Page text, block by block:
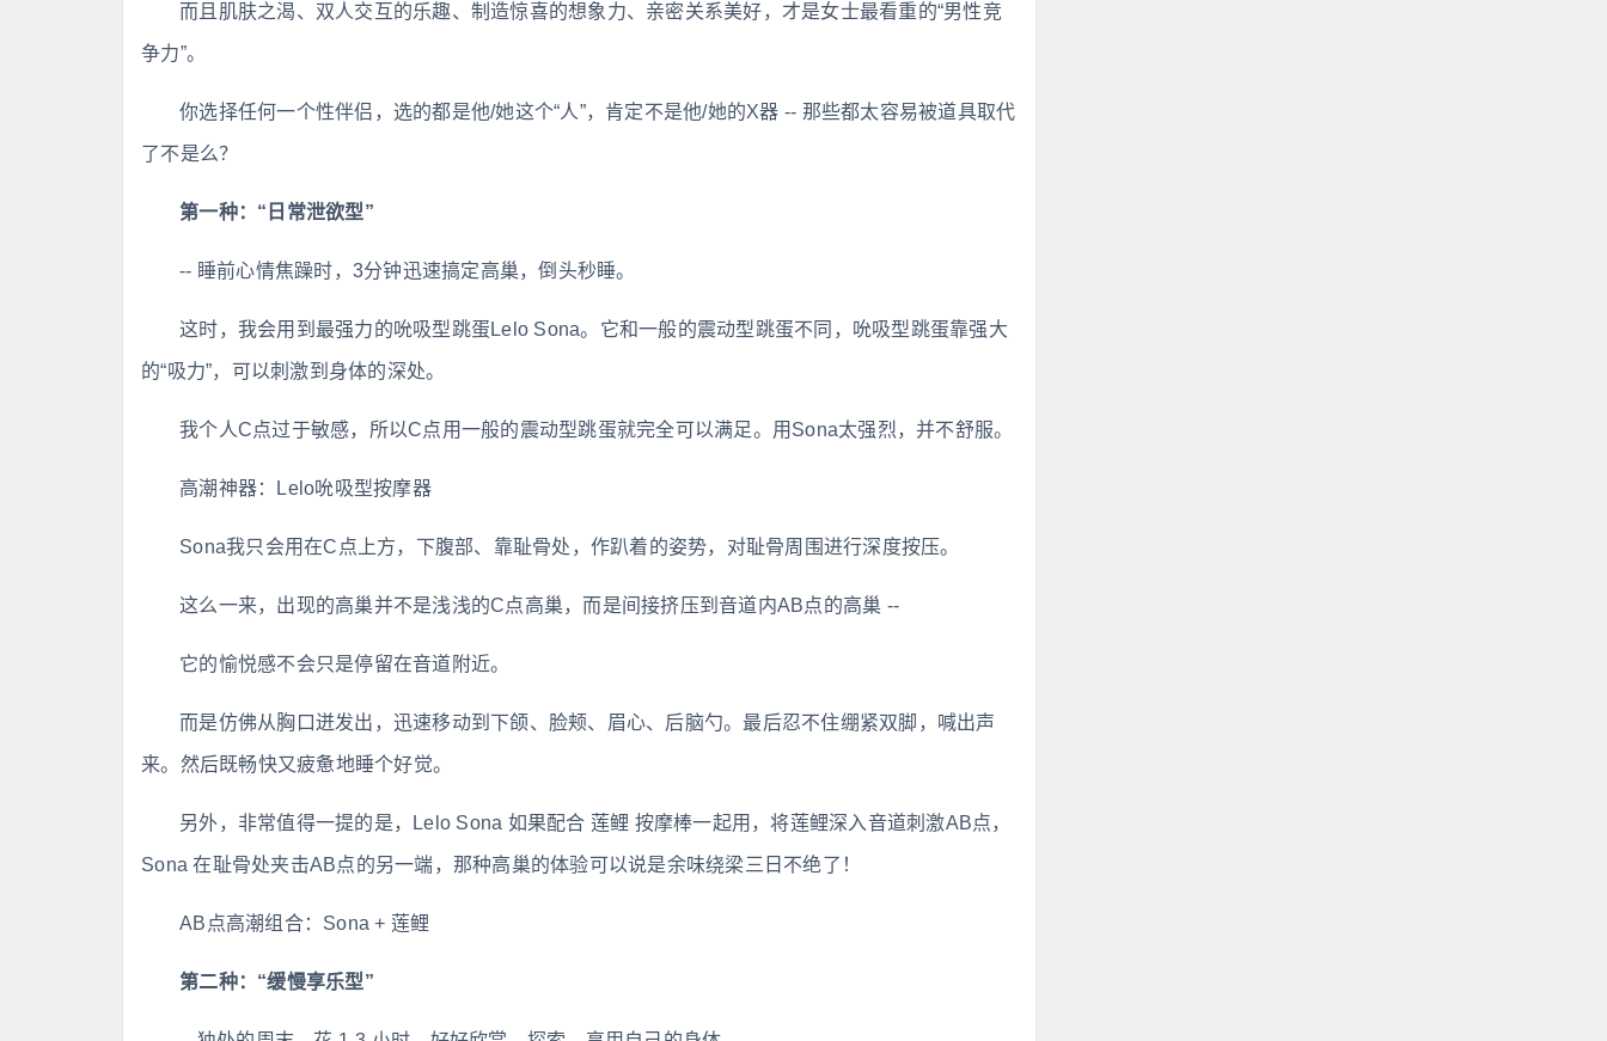
而且肌肤之渴、双人交互的乐趣、制造惊喜的想象力、亲密关系美好，才是女士最看重的“男性竞
争力”。
你选择任何一个性伴侣，选的都是他/她这个“人”，肯定不是他/她的X器 -- 那些都太容易被道具取代
了不是么？
第一种：“日常泄欲型”
-- 睡前心情焦躁时，3分钟迅速搞定高巢，倒头秒睡。
这时，我会用到最强力的吮吸型跳蛋Lelo Sona。它和一般的震动型跳蛋不同，吮吸型跳蛋靠强大
的“吸力”，可以刺激到身体的深处。
我个人C点过于敏感，所以C点用一般的震动型跳蛋就完全可以满足。用Sona太强烈，并不舒服。
高潮神器：Lelo吮吸型按摩器
Sona我只会用在C点上方，下腹部、靠耻骨处，作趴着的姿势，对耻骨周围进行深度按压。
这么一来，出现的高巢并不是浅浅的C点高巢，而是间接挤压到音道内AB点的高巢 --
它的愉悦感不会只是停留在音道附近。
而是仿佛从胸口迸发出，迅速移动到下颌、脸颊、眉心、后脑勺。最后忍不住绷紧双脚，喊出声
来。然后既畅快又疲惫地睡个好觉。
另外，非常值得一提的是，Lelo Sona 如果配合 莲鲤 按摩棒一起用，将莲鲤深入音道刺激AB点，
Sona 在耻骨处夹击AB点的另一端，那种高巢的体验可以说是余味绕梁三日不绝了！
AB点高潮组合：Sona + 莲鲤
第二种：“缓慢享乐型”